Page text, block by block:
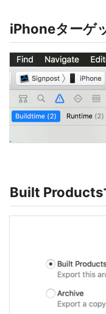
iPhoneターゲ
Built